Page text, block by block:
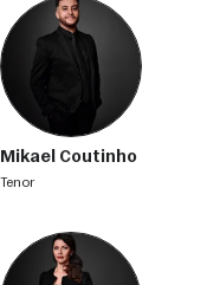
Mikael Coutinho
tenor